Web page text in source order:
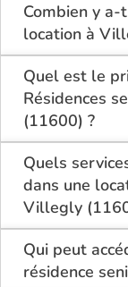
Combien y
location à
Sur le site
actuellement 1
Villegly
Quel est le
Résidences
(11600) ?
Le tarif
seniors en
par mois.
Quels
dans une
Villegly
En location à
inclut
communs,
Qui peut
résidence